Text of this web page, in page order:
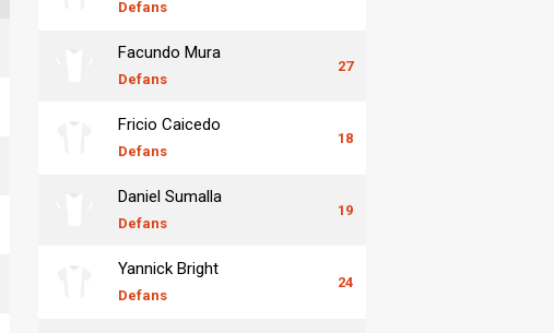
Defans
Facundo Mura
Defans
27
Fricio Caicedo
Defans
18
Daniel Sumalla
Defans
19
Yannick Bright
Defans
24